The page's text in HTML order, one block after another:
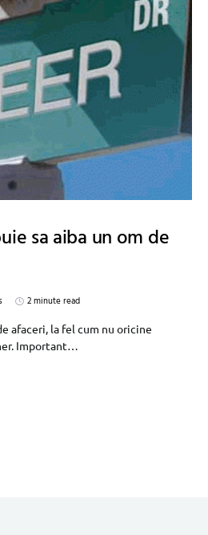
sa aiba un om de
2 minute read
afaceri, la fel cum nu oricine
Important…